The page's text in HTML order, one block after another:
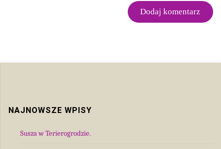
NAJNOWSZE WPISY
Susza w Terierogrodzie.